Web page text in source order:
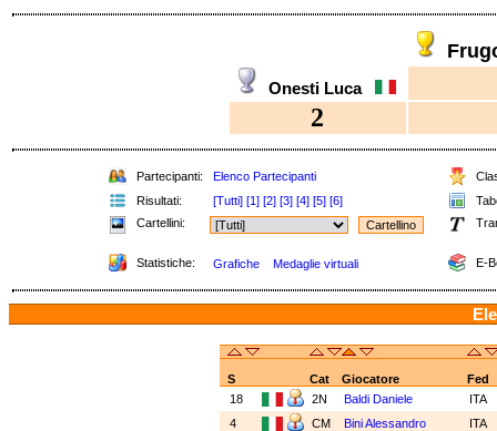
Onesti Luca
2
Partecipanti: Elenco Partecipanti
Risultati:
[Tutti] [1] [2] [3] [4] [5] [6]
Cartellini:
Statistiche: Grafiche Medaglie virtuali E-
S Cat Giocatore
Fed
18
2N Baldi Daniele
ITA
4
CM Bini Alessandro
ITA